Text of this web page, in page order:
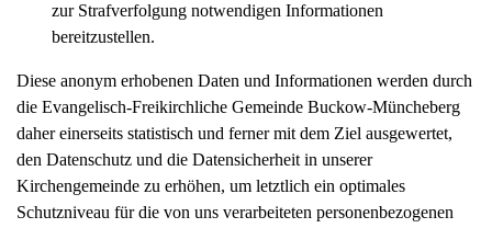
zur Strafverfolgung notwendigen Informationen
bereitzustellen.
Diese anonym erhobenen Daten und Informationen werden durch
die Evangelisch-Freikirchliche Gemeinde Buckow-Müncheberg
daher einerseits statistisch und ferner mit dem Ziel ausgewertet,
den Datenschutz und die Datensicherheit in unserer
Kirchengemeinde zu erhöhen, um letztlich ein optimales
Schutzniveau für die von uns verarbeiteten personenbezogenen